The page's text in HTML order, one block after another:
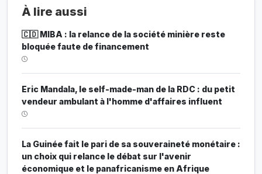
À lire aussi
🇨🇩 MIBA : la relance de la société minière reste
bloquée faute de financement
Eric Mandala, le self-made-man de la RDC : du petit
vendeur ambulant à l'homme d'affaires influent
La Guinée fait le pari de sa souveraineté monétaire :
un choix qui relance le débat sur l'avenir
économique et le panafricanisme en Afrique